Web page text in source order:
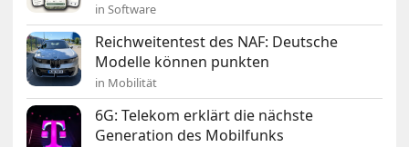
in Software
Reichweitentest des NAF: Deutsche
Modelle können punkten
in Mobilität
6G: Telekom erklärt die nächste
Generation des Mobilfunks